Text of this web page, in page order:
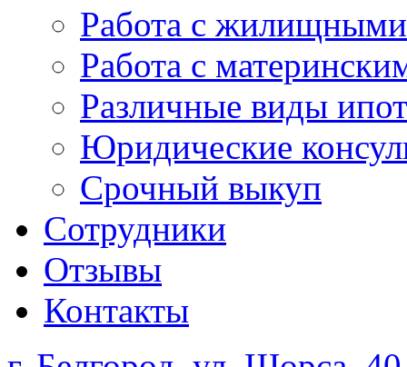
Работа с
Работа с
Различные виды
Юридические
Срочный выкуп
Сотрудники
Отзывы
Контакты